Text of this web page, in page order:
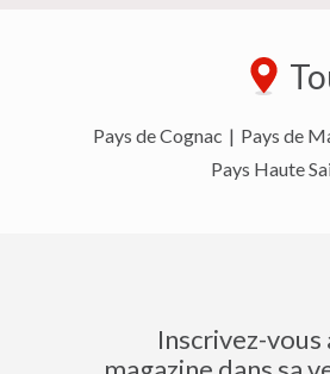
Pays de Cognac | Pays de
Pays Haute
Inscrivez-